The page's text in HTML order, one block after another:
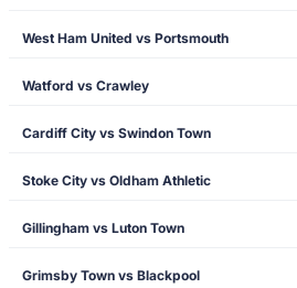
West Ham United vs Portsmouth
Watford vs Crawley
Cardiff City vs Swindon Town
Stoke City vs Oldham Athletic
Gillingham vs Luton Town
Grimsby Town vs Blackpool